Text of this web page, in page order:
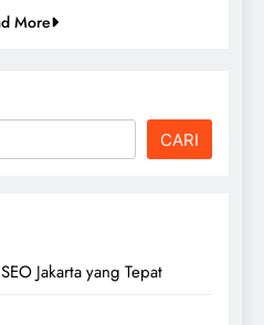
More
CARI
Jakarta yang Tepat